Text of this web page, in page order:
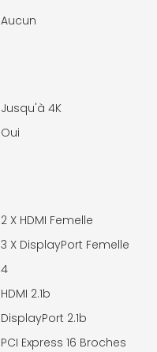
Aucun
Jusqu'à 4K
Oui
2 X HDMI Femelle
3 X DisplayPort Femelle
4
HDMI 2.1b
DisplayPort 2.1b
PCI Express 16 Broches